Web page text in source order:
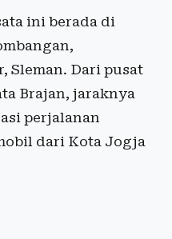
ini berada di
Sleman. Dari pusat
Brajan, jaraknya
perjalanan
dari Kota Jogja